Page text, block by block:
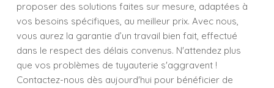
proposer des solutions faites sur mesure, adaptées à
vos besoins spécifiques, au meilleur prix. Avec nous,
vous aurez la garantie d’un travail bien fait, effectué
dans le respect des délais convenus. N'attendez plus
que vos problèmes de tuyauterie s'aggravent !
Contactez-nous dès aujourd'hui pour bénéficier de